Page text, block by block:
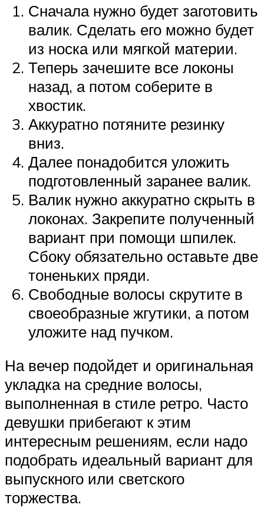
Сначала нужно будет заготовить
валик. Сделать его можно будет
из носка или мягкой материи.
Теперь зачешите все локоны
назад, а потом соберите в
хвостик.
Аккуратно потяните резинку
вниз.
Далее понадобится уложить
подготовленный заранее валик.
Валик нужно аккуратно скрыть в
локонах. Закрепите полученный
вариант при помощи шпилек.
Сбоку обязательно оставьте две
тоненьких пряди.
Свободные волосы скрутите в
своеобразные жгутики, а потом
уложите над пучком.
На вечер подойдет и оригинальная
укладка на средние волосы,
выполненная в стиле ретро. Часто
девушки прибегают к этим
интересным решениям, если надо
подобрать идеальный вариант для
выпускного или светского
торжества.